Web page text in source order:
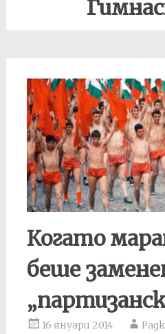
Когато
беше
16 януари 2014